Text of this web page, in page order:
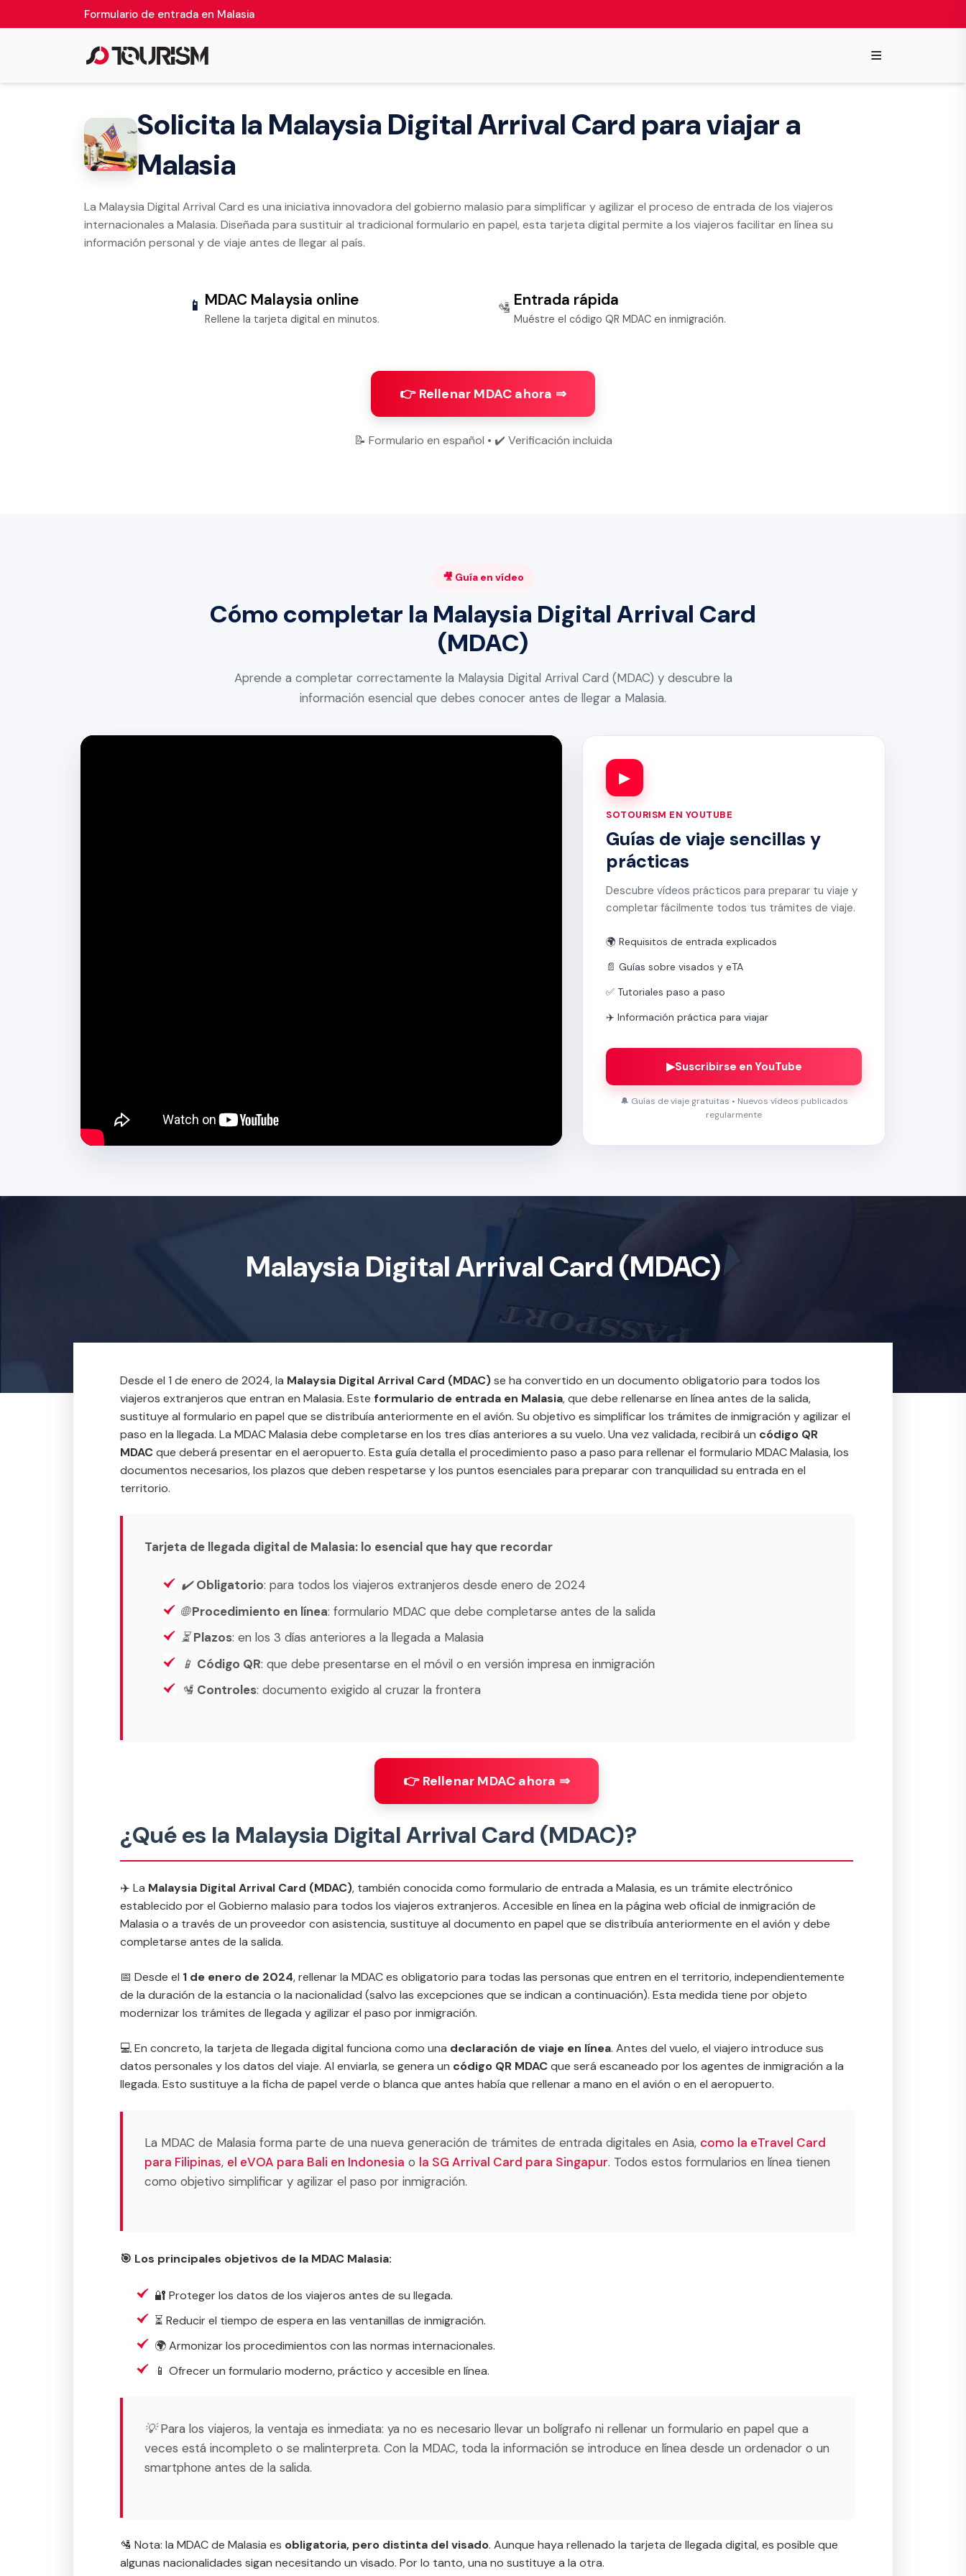
Formulario de entrada en Malasia
≡
Solicita la Malaysia Digital Arrival Card para viajar a
Malasia
La Malaysia Digital Arrival Card es una iniciativa innovadora del gobierno malasio para simplificar y agilizar el proceso de entrada de los viajeros
internacionales a Malasia. Diseñada para sustituir al tradicional formulario en papel, esta tarjeta digital permite a los viajeros facilitar en línea su
información personal y de viaje antes de llegar al país.
📱 MDAC Malaysia online
Rellene la tarjeta digital en minutos.
🛂 Entrada rápida
Muéstre el código QR MDAC en inmigración.
👉 Rellenar MDAC ahora ⇒
📝 Formulario en español • ✔️ Verificación incluida
🎥 Guía en vídeo
Cómo completar la Malaysia Digital Arrival Card
(MDAC)
Aprende a completar correctamente la Malaysia Digital Arrival Card (MDAC) y descubre la
información esencial que debes conocer antes de llegar a Malasia.
▶
SOTOURISM EN YOUTUBE
Guías de viaje sencillas y
prácticas
Descubre vídeos prácticos para preparar tu viaje y
completar fácilmente todos tus trámites de viaje.
🌍 Requisitos de entrada explicados
📄 Guías sobre visados y eTA
✅ Tutoriales paso a paso
✈️ Información práctica para viajar
▶Suscribirse en YouTube
🔔 Guías de viaje gratuitas • Nuevos vídeos publicados
regularmente
Malaysia Digital Arrival Card (MDAC)
Desde el 1 de enero de 2024, la Malaysia Digital Arrival Card (MDAC)se ha convertido en un documento obligatorio para todos los
viajeros extranjeros que entran en Malasia. Este formulario de entrada en Malasia, que debe rellenarse en línea antes de la salida,
sustituye al formulario en papel que se distribuía anteriormente en el avión. Su objetivo es simplificar los trámites de inmigración y agilizar el
paso en la llegada. La MDAC Malasia debe completarse en los tres días anteriores a su vuelo. Una vez validada, recibirá un código QR
MDACque deberá presentar en el aeropuerto. Esta guía detalla el procedimiento paso a paso para rellenar el formulario MDAC Malasia, los
documentos necesarios, los plazos que deben respetarse y los puntos esenciales para preparar con tranquilidad su entrada en el
territorio.
Tarjeta de llegada digital de Malasia: lo esencial que hay que recordar
✔️Obligatorio: para todos los viajeros extranjeros desde enero de 2024
🌐Procedimiento en línea: formulario MDAC que debe completarse antes de la salida
⏳Plazos: en los 3 días anteriores a la llegada a Malasia
📱 Código QR: que debe presentarse en el móvil o en versión impresa en inmigración
🛂 Controles: documento exigido al cruzar la frontera
👉 Rellenar MDAC ahora ⇒
¿Qué es la Malaysia Digital Arrival Card (MDAC)?
✈️ La Malaysia Digital Arrival Card (MDAC), también conocida como formulario de entrada a Malasia, es un trámite electrónico
establecido por el Gobierno malasio para todos los viajeros extranjeros. Accesible en línea en la página web oficial de inmigración de
Malasia o a través de un proveedor con asistencia, sustituye al documento en papel que se distribuía anteriormente en el avión y debe
completarse antes de la salida.
📅 Desde el 1 de enero de 2024, rellenar la MDAC es obligatorio para todas las personas que entren en el territorio, independientemente
de la duración de la estancia o la nacionalidad (salvo las excepciones que se indican a continuación). Esta medida tiene por objeto
modernizar los trámites de llegada y agilizar el paso por inmigración.
💻 En concreto, la tarjeta de llegada digital funciona como una declaración de viaje en línea. Antes del vuelo, el viajero introduce sus
datos personales y los datos del viaje. Al enviarla, se genera un código QR MDACque será escaneado por los agentes de inmigración a la
llegada. Esto sustituye a la ficha de papel verde o blanca que antes había que rellenar a mano en el avión o en el aeropuerto.
La MDAC de Malasia forma parte de una nueva generación de trámites de entrada digitales en Asia, como la eTravel Card
para Filipinas, el eVOA para Bali en Indonesia o la SG Arrival Card para Singapur. Todos estos formularios en línea tienen
como objetivo simplificar y agilizar el paso por inmigración.
🎯 Los principales objetivos de la MDAC Malasia:
🔐 Proteger los datos de los viajeros antes de su llegada.
⏳ Reducir el tiempo de espera en las ventanillas de inmigración.
🌍 Armonizar los procedimientos con las normas internacionales.
📱 Ofrecer un formulario moderno, práctico y accesible en línea.
💡 Para los viajeros, la ventaja es inmediata: ya no es necesario llevar un bolígrafo ni rellenar un formulario en papel que a
veces está incompleto o se malinterpreta. Con la MDAC, toda la información se introduce en línea desde un ordenador o un
smartphone antes de la salida.
🛂 Nota: la MDAC de Malasia es obligatoria, pero distinta del visado. Aunque haya rellenado la tarjeta de llegada digital, es posible que
algunas nacionalidades sigan necesitando un visado. Por lo tanto, una no sustituye a la otra.